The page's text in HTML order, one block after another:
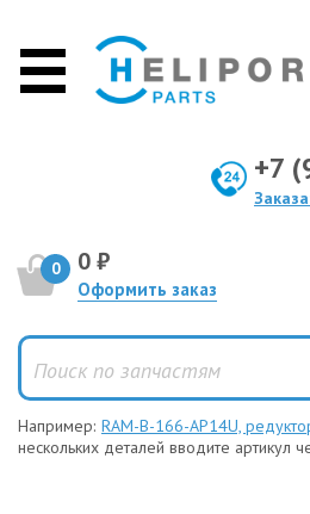
+7
0 0 ₽
Оформить заказ
Например: RAM-B-166-AP14U,
нескольких деталей вводите артикул